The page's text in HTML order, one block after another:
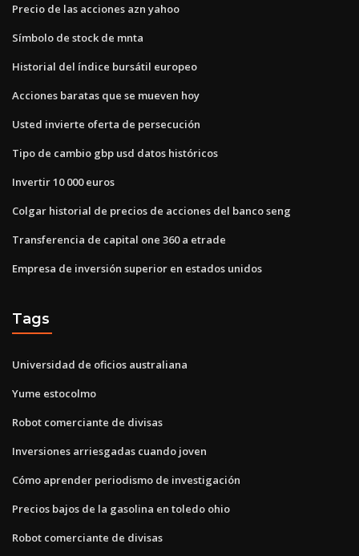
Precio de las acciones azn yahoo
Símbolo de stock de mnta
Historial del índice bursátil europeo
Acciones baratas que se mueven hoy
Usted invierte oferta de persecución
Tipo de cambio gbp usd datos históricos
Invertir 10 000 euros
Colgar historial de precios de acciones del banco seng
Transferencia de capital one 360 ​​a etrade
Empresa de inversión superior en estados unidos
Tags
Universidad de oficios australiana
Yume estocolmo
Robot comerciante de divisas
Inversiones arriesgadas cuando joven
Cómo aprender periodismo de investigación
Precios bajos de la gasolina en toledo ohio
Robot comerciante de divisas